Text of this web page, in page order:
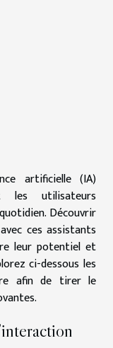
artificielle (IA)
les utilisateurs
Découvrir
ces assistants
leur potentiel et
ci-dessous les
afin de tirer le